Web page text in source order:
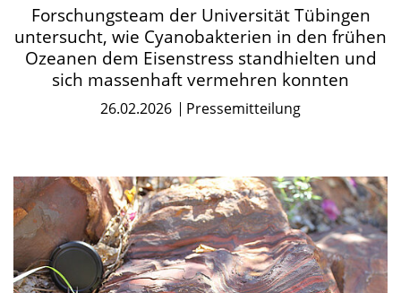
Forschungsteam der Universität Tübingen
untersucht, wie Cyanobakterien in den frühen
Ozeanen dem Eisenstress standhielten und
sich massenhaft vermehren konnten
26.02.2026 Pressemitteilung